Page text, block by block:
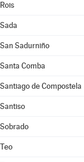
Rois
Sada
San Sadurniño
Santa Comba
Santiago de Compostela
Santiso
Sobrado
Teo